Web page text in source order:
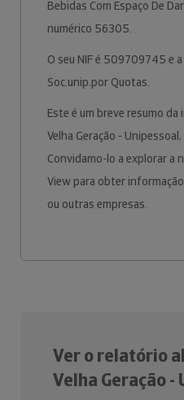
Bebidas Com Espaço De
numérico 56305.
O seu NIF é 509709745 e
Soc.unip.por Quotas.
Este é um breve resumo
Velha Geração -
Convidamo-lo a explorar a
View para obter
ou outras empresas.
Ver o relatório
Velha Geração -